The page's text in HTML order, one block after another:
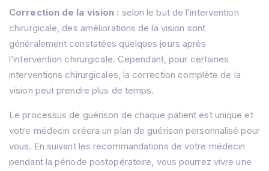
Correction de la vision : selon le but de l’intervention
chirurgicale, des améliorations de la vision sont
généralement constatées quelques jours après
l’intervention chirurgicale. Cependant, pour certaines
interventions chirurgicales, la correction complète de la
vision peut prendre plus de temps.
Le processus de guérison de chaque patient est unique et
votre médecin créera un plan de guérison personnalisé pour
vous. En suivant les recommandations de votre médecin
pendant la période postopératoire, vous pourrez vivre une